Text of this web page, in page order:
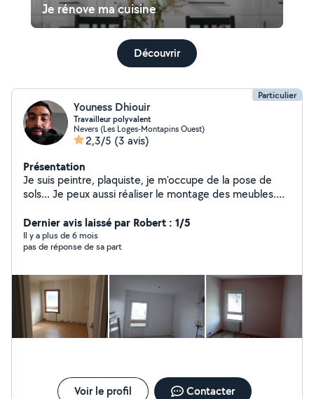
Je rénove ma cuisine
Découvrir
Particulier
Youness Dhiouir
Travailleur polyvalent
Nevers (Les Loges-Montapins Ouest)
2,3/5 (3 avis)
Présentation
Je suis peintre, plaquiste, je m'occupe de la pose de
sols... Je peux aussi réaliser le montage des meubles.
rapidement à votre demande.
Dernier avis laissé par Robert : 1/5
Il y a plus de 6 mois
pas de réponse de sa part
Voir le profil Contacter